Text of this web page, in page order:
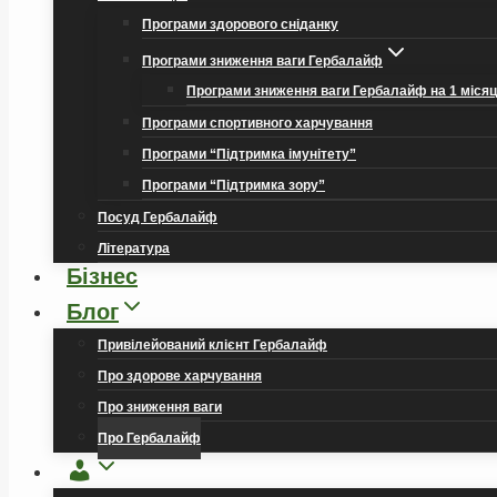
Програми здорового сніданку
Програми зниження ваги Гербалайф
Програми зниження ваги Гербалайф на 1
Програми спортивного харчування
Програми “Підтримка імунітету”
Програми “Підтримка зору”
Посуд Гербалайф
Література
Бізнес
Блог
Привілейований клієнт Гербалайф
Про здорове харчування
Про зниження ваги
Про Гербалайф
Обліковий
запис